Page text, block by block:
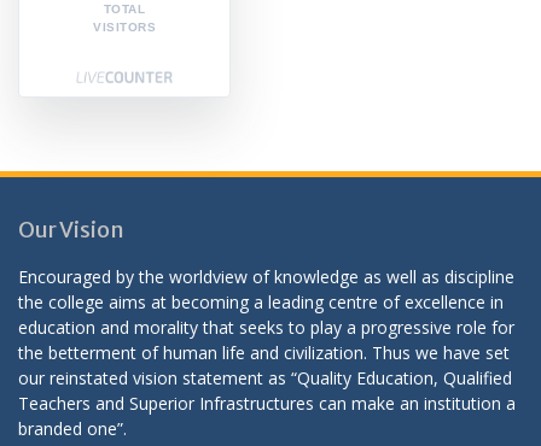
TOTAL
VISITORS
Our Vision
Encouraged by the worldview of knowledge as well as discipline
the college aims at becoming a leading centre of excellence in
education and morality that seeks to play a progressive role for
the betterment of human life and civilization. Thus we have set
our reinstated vision statement as “Quality Education, Qualified
Teachers and Superior Infrastructures can make an institution a
branded one”.